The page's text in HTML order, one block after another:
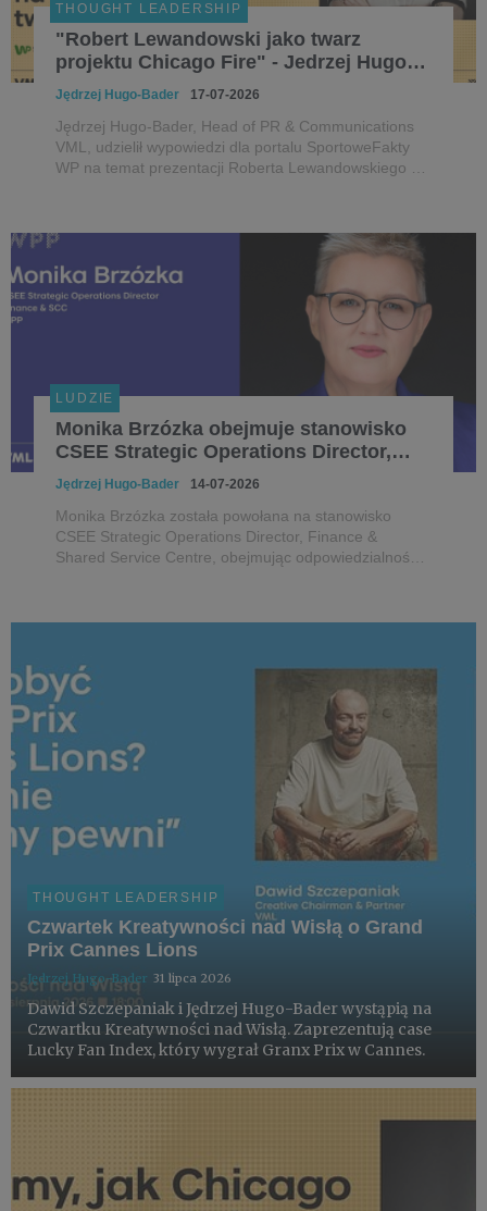
THOUGHT LEADERSHIP
"Robert Lewandowski jako twarz
projektu Chicago Fire" - Jedrzej Hugo-
Bader dla SportowychFaktów WP i
sport.pl
Jędrzej Hugo-Bader 17-07-2026
Jędrzej Hugo-Bader, Head of PR & Communications
VML, udzielił wypowiedzi dla portalu SportoweFakty
WP na temat prezentacji Roberta Lewandowskiego w
Hugo-Badera.
LUDZIE
Monika Brzózka obejmuje stanowisko
CSEE Strategic Operations Director,
Finance & SCC w WPP
Jędrzej Hugo-Bader 14-07-2026
Monika Brzózka została powołana na stanowisko
CSEE Strategic Operations Director, Finance &
Shared Service Centre, obejmując odpowiedzialność
THOUGHT LEADERSHIP
Czwartek Kreatywności nad Wisłą o Grand
Prix Cannes Lions
Jędrzej Hugo-Bader 31 lipca 2026
Dawid Szczepaniak i Jędrzej Hugo-Bader wystąpią na
Czwartku Kreatywności nad Wisłą. Zaprezentują case
Lucky Fan Index, który wygrał Granx Prix w Cannes.